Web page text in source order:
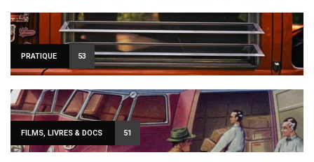
PRATIQUE 53
FILMS, LIVRES & DOCS 51